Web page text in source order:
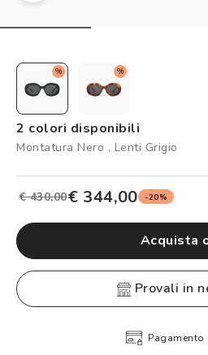
Controllo visivo
Logout
% %
2 colori disponibili
Montatura Nero , Lenti Grigio
€ 430,00€ 344,00 -20%
Acquista
provali in
Pagamento